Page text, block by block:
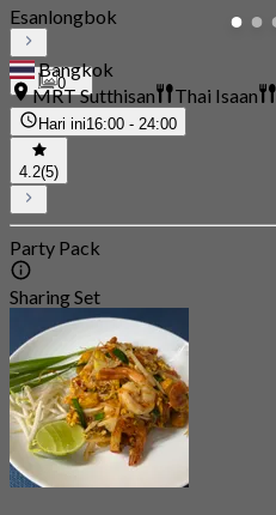
0
Esanlongbok
Bangkok
MRT Sutthisan
Thai Isaan
Hari ini16:00 - 24:00
4.2(5)
Party Pack
Sharing Set